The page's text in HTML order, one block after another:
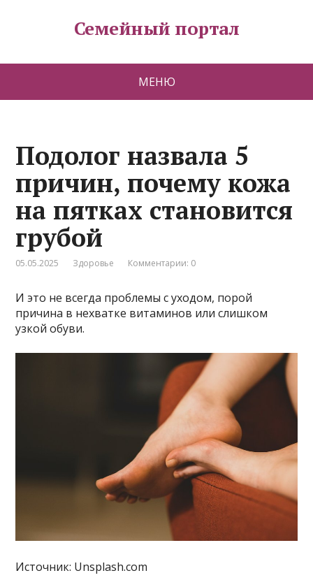
Семейный портал
МЕНЮ
Подолог назвала 5
причин, почему кожа
на пятках становится
грубой
05.05.2025 Здоровье Комментарии: 0
И это не всегда проблемы с уходом, порой
причина в нехватке витаминов или слишком
узкой обуви.
Источник: Unsplash.com